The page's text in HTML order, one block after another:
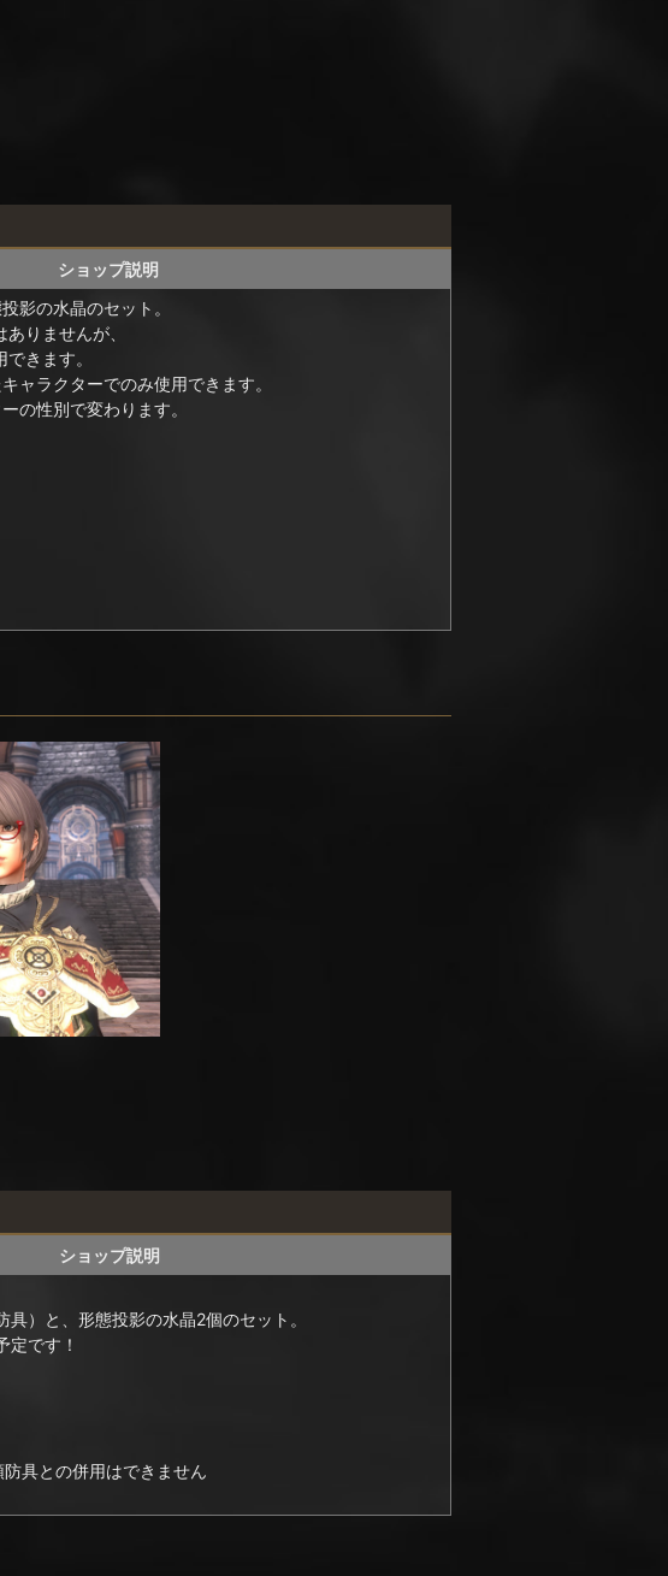
ショップ説明
影の水晶のセット。
りませんが、
きます。
ャラクターでのみ使用できます。
の性別で変わります。
ショップ説明
）と、形態投影の水晶2個のセット。
定です！
具との併用はできません